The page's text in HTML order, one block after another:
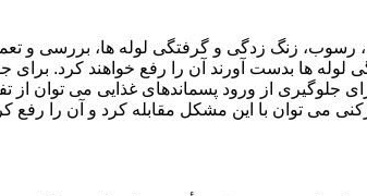
زنگ زدگی و گرفتگی لوله ها، بررسی و
ها بدست آورند آن را رفع خواهند کرد.
از ورود پسماندهای غذایی می توان از
می توان با این مشکل مقابله کرد و آن را رفع